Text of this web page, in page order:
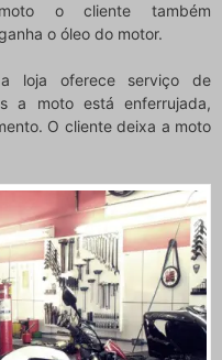
moto o cliente também
o óleo do motor.
loja oferece serviço de
a moto está enferrujada,
O cliente deixa a moto